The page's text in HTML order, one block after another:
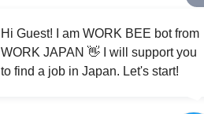
Hi Guest! I am WORK BEE bot from
WORK JAPAN 👋 I will support you
to find a job in Japan. Let's start!